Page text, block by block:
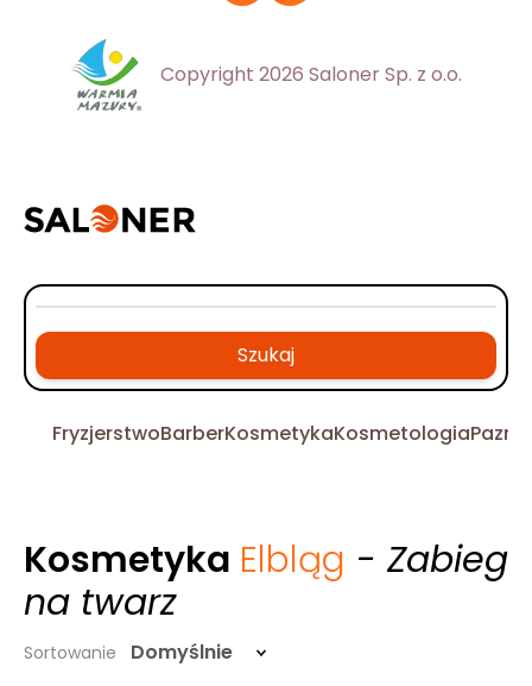
Copyright 2026 Saloner Sp. z o.o.
Szukaj
FryzjerstwoBarberKosmetykaKosmetologia
Kosmetyka Elbląg - Zabieg
na twarz
Sortowanie Domyślnie